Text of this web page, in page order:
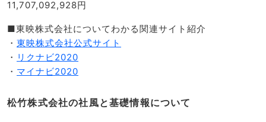
11,707,092,928円
■東映株式会社についてわかる関連サイト紹介
・ 東映株式会社公式サイト
・ リクナビ2020
・ マイナビ2020
松竹株式会社の社風と基礎情報について